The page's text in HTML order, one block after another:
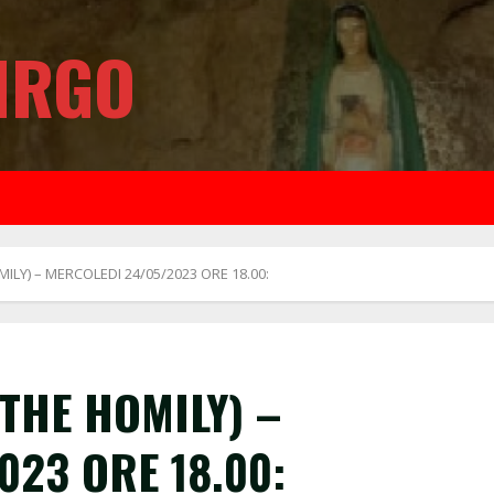
– MERCOLEDI 24/05/2023 ORE 18.00:
HOMILY) –
ORE 18.00: